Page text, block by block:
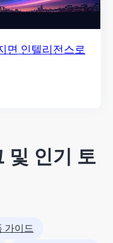
면 인텔리전스로
및 인기 토
가이드